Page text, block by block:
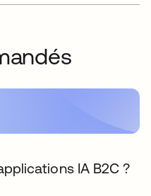
IA B2C ?